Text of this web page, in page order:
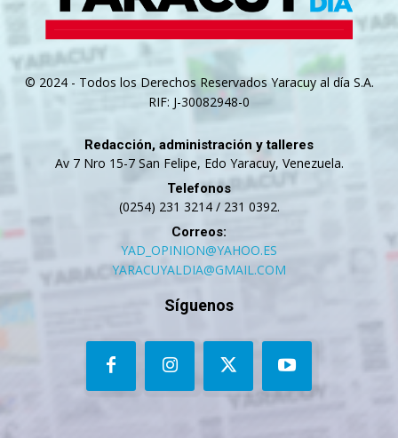
© 2024 - Todos los Derechos Reservados Yaracuy al día S.A.
RIF: J-30082948-0
Redacción, administración y talleres
Av 7 Nro 15-7 San Felipe, Edo Yaracuy, Venezuela.
Telefonos
(0254) 231 3214 / 231 0392.
Correos:
YAD_OPINION@YAHOO.ES
YARACUYALDIA@GMAIL.COM
Síguenos